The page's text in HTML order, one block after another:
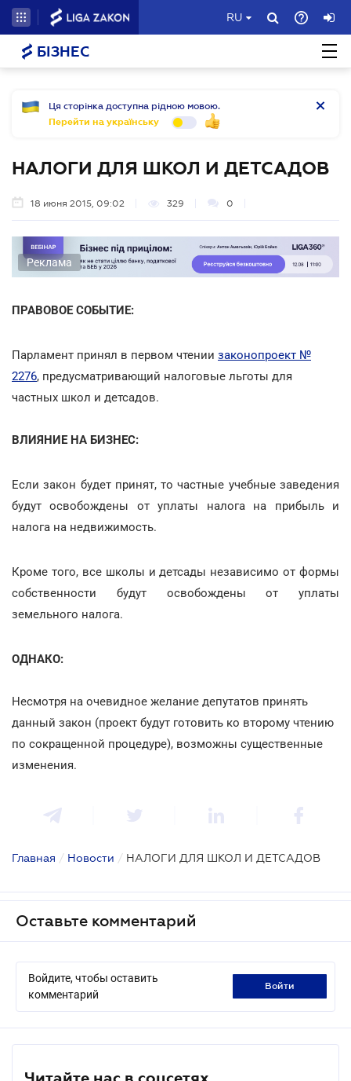
RU
БІЗНЕС
Ця сторінка доступна рідною мовою.
Перейти на українську
НАЛОГИ ДЛЯ ШКОЛ И ДЕТСАДОВ
18 июня 2015, 09:02 329 0
Реклама
ПРАВОВОЕ СОБЫТИЕ:
Парламент принял в первом чтении законопроект №
2276, предусматривающий налоговые льготы для
частных школ и детсадов.
ВЛИЯНИЕ НА БИЗНЕС:
Если закон будет принят, то частные учебные заведения
будут освобождены от уплаты налога на прибыль и
налога на недвижимость.
Кроме того, все школы и детсады независимо от формы
собственности будут освобождены от уплаты
земельного налога.
ОДНАКО:
Несмотря на очевидное желание депутатов принять
данный закон (проект будут готовить ко второму чтению
по сокращенной процедуре), возможны существенные
изменения.
Главная / Новости / НАЛОГИ ДЛЯ ШКОЛ И ДЕТСАДОВ
Оставьте комментарий
Войдите, чтобы оставить
комментарий
войти